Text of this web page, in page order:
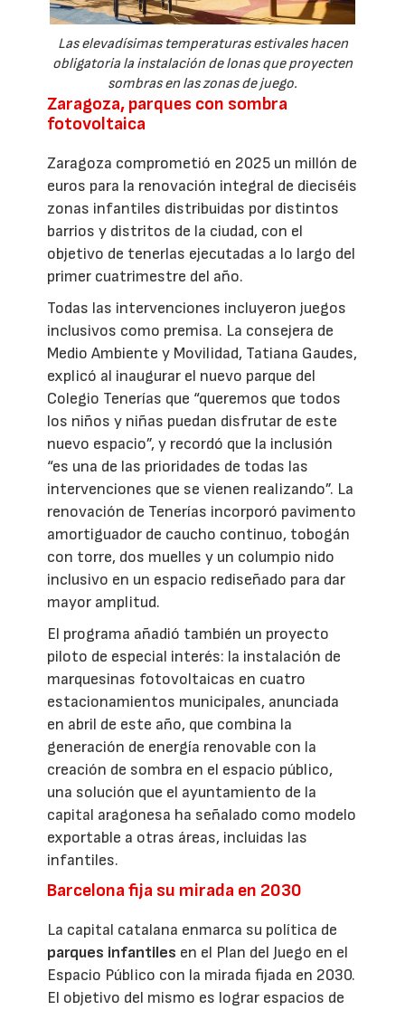
Las elevadísimas temperaturas estivales hacen
obligatoria la instalación de lonas que proyecten
sombras en las zonas de juego.
Zaragoza, parques con sombra
fotovoltaica
Zaragoza comprometió en 2025 un millón de
euros para la renovación integral de dieciséis
zonas infantiles distribuidas por distintos
barrios y distritos de la ciudad, con el
objetivo de tenerlas ejecutadas a lo largo del
primer cuatrimestre del año.
Todas las intervenciones incluyeron juegos
inclusivos como premisa. La consejera de
Medio Ambiente y Movilidad, Tatiana Gaudes,
explicó al inaugurar el nuevo parque del
Colegio Tenerías que “queremos que todos
los niños y niñas puedan disfrutar de este
nuevo espacio”, y recordó que la inclusión
“es una de las prioridades de todas las
intervenciones que se vienen realizando”. La
renovación de Tenerías incorporó pavimento
amortiguador de caucho continuo, tobogán
con torre, dos muelles y un columpio nido
inclusivo en un espacio rediseñado para dar
mayor amplitud.
El programa añadió también un proyecto
piloto de especial interés: la instalación de
marquesinas fotovoltaicas en cuatro
estacionamientos municipales, anunciada
en abril de este año, que combina la
generación de energía renovable con la
creación de sombra en el espacio público,
una solución que el ayuntamiento de la
capital aragonesa ha señalado como modelo
exportable a otras áreas, incluidas las
infantiles.
Barcelona fija su mirada en 2030
La capital catalana enmarca su política de
parques infantiles en el Plan del Juego en el
Espacio Público con la mirada fijada en 2030.
El objetivo del mismo es lograr espacios de